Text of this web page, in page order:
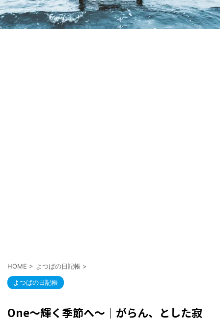
HOME > よつばの日記帳 >
よつばの日記帳
One〜輝く季節へ〜｜がらん、とした寂